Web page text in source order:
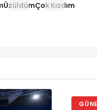
ÜzüldümÇok Kızdım